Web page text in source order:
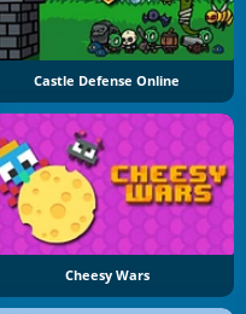
Castle Defense Online
Cheesy Wars